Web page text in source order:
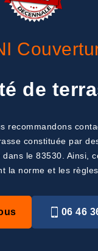
de
recommandons
constituée par
le 83530. Ainsi,
norme et les
06 46